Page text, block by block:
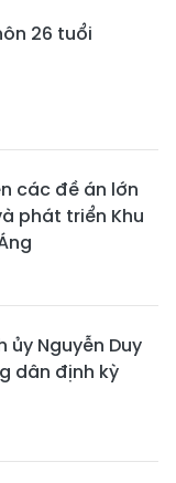
26 tuổi
các đề án lớn
phát triển Khu
ủy Nguyễn Duy
dân định kỳ